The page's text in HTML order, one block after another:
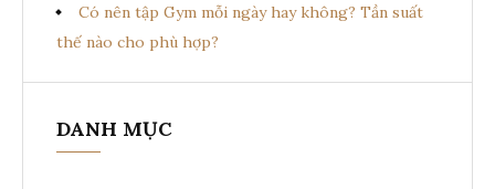
Có nên tập Gym mỗi ngày hay không? Tần suất
thế nào cho phù hợp?
DANH MỤC